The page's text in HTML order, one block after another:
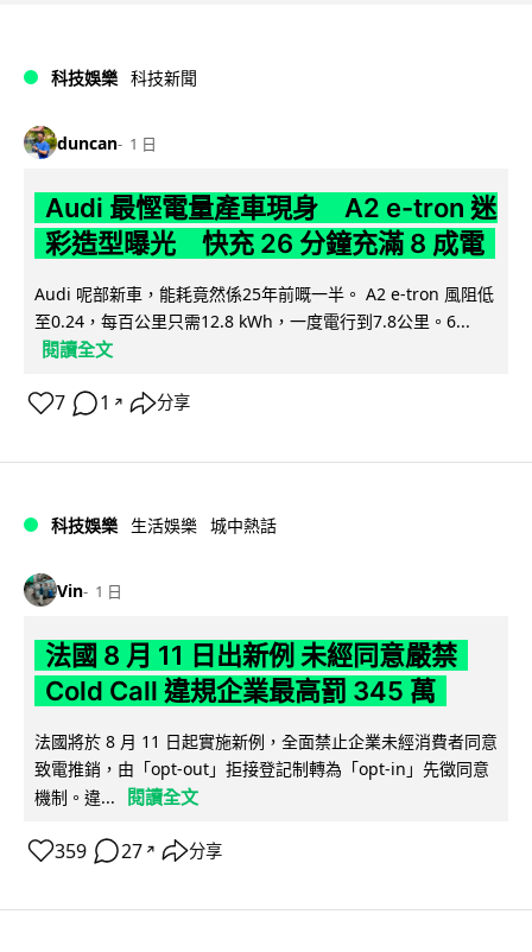
科技娛樂 科技新聞
duncan 1 日
Audi 最慳電量產車現身 A2 e-tron 迷
彩造型曝光 快充 26 分鐘充滿 8 成電
Audi 呢部新車，能耗竟然係25年前嘅一半。 A2 e-tron 風阻低
至0.24，每百公里只需12.8 kWh，一度電行到7.8公里。6...
閱讀全文
7 1 ↗ 分享
科技娛樂 生活娛樂 城中熱話
Vin 1 日
法國 8 月 11 日出新例 未經同意嚴禁
Cold Call 違規企業最高罰 345 萬
法國將於 8 月 11 日起實施新例，全面禁止企業未經消費者同意
致電推銷，由「opt-out」拒接登記制轉為「opt-in」先徵同意
機制。違...
閱讀全文
359 27 ↗ 分享